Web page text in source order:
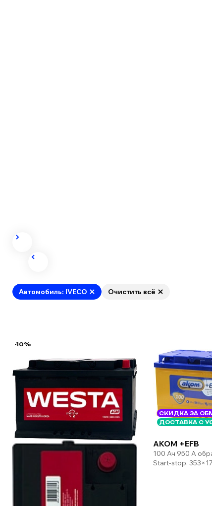
Автомобиль: IVECO Очистить всё
-10%
СКИДКА ЗА
ДОСТАВКА С
AKOM +EFB
100 Ач 950 А
Start-stop,